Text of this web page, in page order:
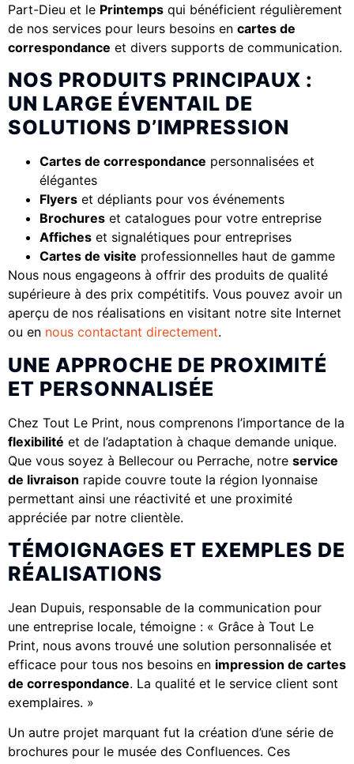
Part-Dieu et le Printemps qui bénéficient régulièrement
de nos services pour leurs besoins en cartes de
correspondance et divers supports de communication.
NOS PRODUITS PRINCIPAUX :
UN LARGE ÉVENTAIL DE
SOLUTIONS D’IMPRESSION
Cartes de correspondance personnalisées et
élégantes
Flyers et dépliants pour vos événements
Brochures et catalogues pour votre entreprise
Affiches et signalétiques pour entreprises
Cartes de visite professionnelles haut de gamme
Nous nous engageons à offrir des produits de qualité
supérieure à des prix compétitifs. Vous pouvez avoir un
aperçu de nos réalisations en visitant notre site Internet
ou en nous contactant directement.
UNE APPROCHE DE PROXIMITÉ
ET PERSONNALISÉE
Chez Tout Le Print, nous comprenons l’importance de la
flexibilité et de l’adaptation à chaque demande unique.
Que vous soyez à Bellecour ou Perrache, notre service
de livraison rapide couvre toute la région lyonnaise
permettant ainsi une réactivité et une proximité
appréciée par notre clientèle.
TÉMOIGNAGES ET EXEMPLES DE
RÉALISATIONS
Jean Dupuis, responsable de la communication pour
une entreprise locale, témoigne : « Grâce à Tout Le
Print, nous avons trouvé une solution personnalisée et
efficace pour tous nos besoins en impression de cartes
de correspondance. La qualité et le service client sont
exemplaires. »
Un autre projet marquant fut la création d’une série de
brochures pour le musée des Confluences. Ces